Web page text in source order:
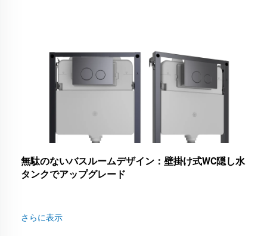
無駄のないバスルームデザイン：壁掛け式WC隠し水
タンクでアップグレード
さらに表示